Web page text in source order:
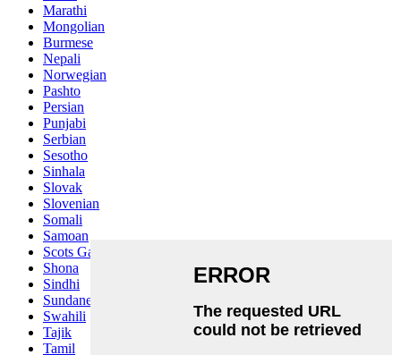
Marathi
Mongolian
Burmese
Nepali
Norwegian
Pashto
Persian
Punjabi
Serbian
Sesotho
Sinhala
Slovak
Slovenian
Somali
Samoan
Scots Gaelic
Shona
Sindhi
Sundanese
Swahili
Tajik
Tamil